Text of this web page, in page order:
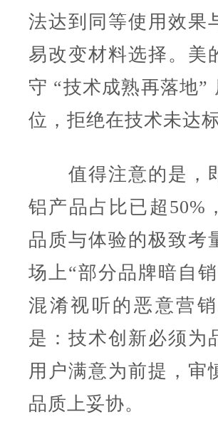
法达到同等使用效果
易改变材料选择。美
守 “技术成熟再落地
位，拒绝在技术未达
值得注意的是，
铝产品占比已超50%
品质与体验的极致考
场上“部分品牌暗自
混淆视听的恶意营
是：技术创新必须为
用户满意为前提，审
品质上妥协。